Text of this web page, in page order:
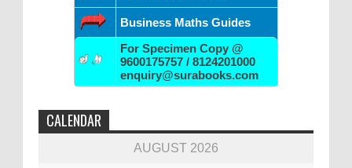
Business Maths Guides
For Specimen Copy @
9600175757 / 8124201000
enquiry@surabooks.com
CALENDAR
AUGUST 2026